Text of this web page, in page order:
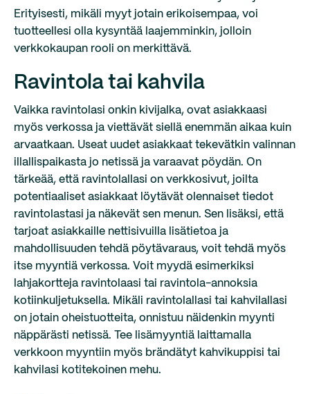
Erityisesti, mikäli myyt jotain erikoisempaa, voi
tuotteellesi olla kysyntää laajemminkin, jolloin
verkkokaupan rooli on merkittävä.
Ravintola tai kahvila
Vaikka ravintolasi onkin kivijalka, ovat asiakkaasi
myös verkossa ja viettävät siellä enemmän aikaa kuin
arvaatkaan. Useat uudet asiakkaat tekevätkin valinnan
illallispaikasta jo netissä ja varaavat pöydän. On
tärkeää, että ravintolallasi on verkkosivut, joilta
potentiaaliset asiakkaat löytävät olennaiset tiedot
ravintolastasi ja näkevät sen menun. Sen lisäksi, että
tarjoat asiakkaille nettisivuilla lisätietoa ja
mahdollisuuden tehdä pöytävaraus, voit tehdä myös
itse myyntiä verkossa. Voit myydä esimerkiksi
lahjakortteja ravintolaasi tai ravintola-annoksia
kotiinkuljetuksella. Mikäli ravintolallasi tai kahvilallasi
on jotain oheistuotteita, onnistuu näidenkin myynti
näppärästi netissä. Tee lisämyyntiä laittamalla
verkkoon myyntiin myös brändätyt kahvikuppisi tai
kahvilasi kotitekoinen mehu.